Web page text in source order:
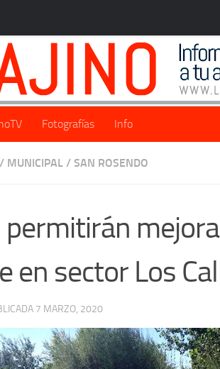
Fotografías Info
/ MUNICIPAL / SAN ROSENDO
permitirán
en sector Los
7 MARZO, 2020